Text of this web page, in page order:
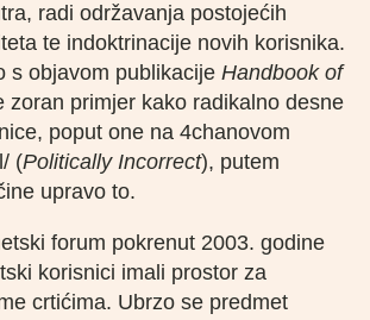
radi održavanja postojećih
te indoktrinacije novih korisnika.
s objavom publikacije Handbook of
zoran primjer kako radikalno desne
poput one na 4chanovom
(Politically Incorrect), putem
upravo to.
forum pokrenut 2003. godine
korisnici imali prostor za
crtićima. Ubrzo se predmet